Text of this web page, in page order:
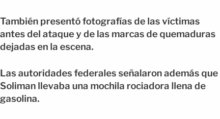
También presentó fotografías de las víctimas
antes del ataque y de las marcas de quemaduras
dejadas en la escena.
Las autoridades federales señalaron además que
Soliman llevaba una mochila rociadora llena de
gasolina.